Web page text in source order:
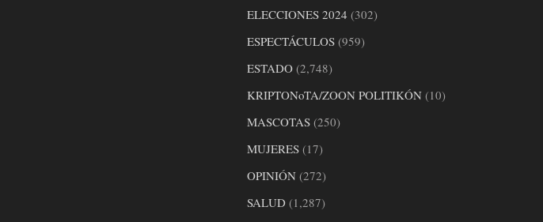
ELECCIONES 2024 (302)
ESPECTÁCULOS(959)
ESTADO(2,748)
KRIPTONoTA/ZOON POLITIKÓN(10)
MASCOTAS(250)
MUJERES(17)
OPINIÓN(272)
SALUD(1,287)